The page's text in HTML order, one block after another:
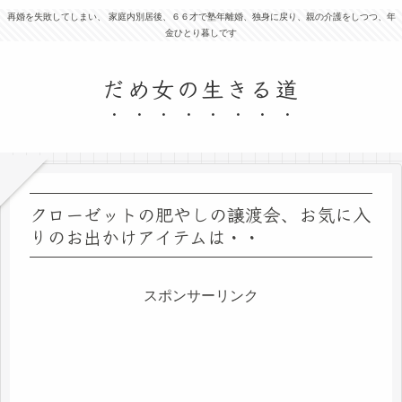
再婚を失敗してしまい、 家庭内別居後、６６才で塾年離婚、独身に戻り、親の介護をしつつ、年
金ひとり暮しです
だめ女の生きる道
クローゼットの肥やしの譲渡会、お気に入
りのお出かけアイテムは・・
スポンサーリンク